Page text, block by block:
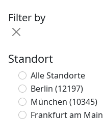
Filter by
Standort
Alle Standorte
Berlin (12197)
München (10345)
Frankfurt am Main